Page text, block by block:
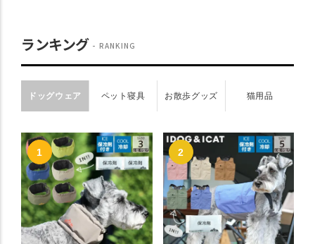
ランキング RANKING
ドッグウェア ペット寝具 お散歩グッズ 猫用品